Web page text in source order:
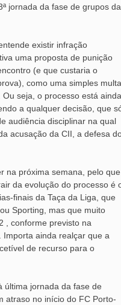
jornada da fase de grupos da
existir infração
uma proposta de punição
(e que custaria o
como uma simples multa
seja, o processo está ainda
a qualquer decisão, que
audiência disciplinar na qual
acusação da CII, a defesa
na próxima semana, pelo que
da evolução do processo é
finais da Taça da Liga, que
Sporting, mas que muito
, conforme previsto na
ainda realçar que a
de recurso para o
última jornada da fase de
atraso no início do FC Porto-